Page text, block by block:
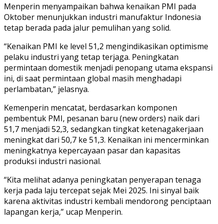
Menperin menyampaikan bahwa kenaikan PMI pada
Oktober menunjukkan industri manufaktur Indonesia
tetap berada pada jalur pemulihan yang solid.
“Kenaikan PMI ke level 51,2 mengindikasikan optimisme
pelaku industri yang tetap terjaga. Peningkatan
permintaan domestik menjadi penopang utama ekspansi
ini, di saat permintaan global masih menghadapi
perlambatan,” jelasnya.
Kemenperin mencatat, berdasarkan komponen
pembentuk PMI, pesanan baru (new orders) naik dari
51,7 menjadi 52,3, sedangkan tingkat ketenagakerjaan
meningkat dari 50,7 ke 51,3. Kenaikan ini mencerminkan
meningkatnya kepercayaan pasar dan kapasitas
produksi industri nasional.
“Kita melihat adanya peningkatan penyerapan tenaga
kerja pada laju tercepat sejak Mei 2025. Ini sinyal baik
karena aktivitas industri kembali mendorong penciptaan
lapangan kerja,” ucap Menperin.